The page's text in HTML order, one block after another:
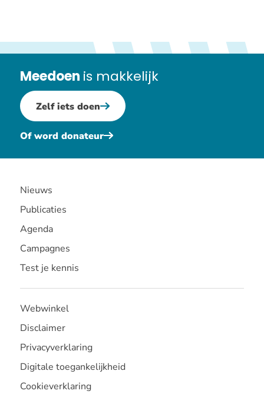
Meedoen is makkelijk
Zelf iets doen
Of word donateur
Nieuws
Publicaties
Agenda
Campagnes
Test je kennis
Webwinkel
Disclaimer
Privacyverklaring
Digitale toegankelijkheid
Cookieverklaring